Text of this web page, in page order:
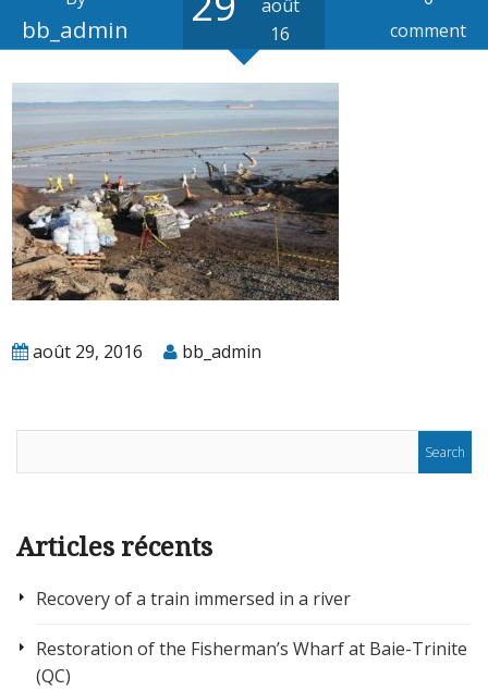
bb_admin
août
16
comment
août 29, 2016 bb_admin
Articles récents
Recovery of a train immersed in a river
Restoration of the Fisherman’s Wharf at Baie-Trinite
(QC)